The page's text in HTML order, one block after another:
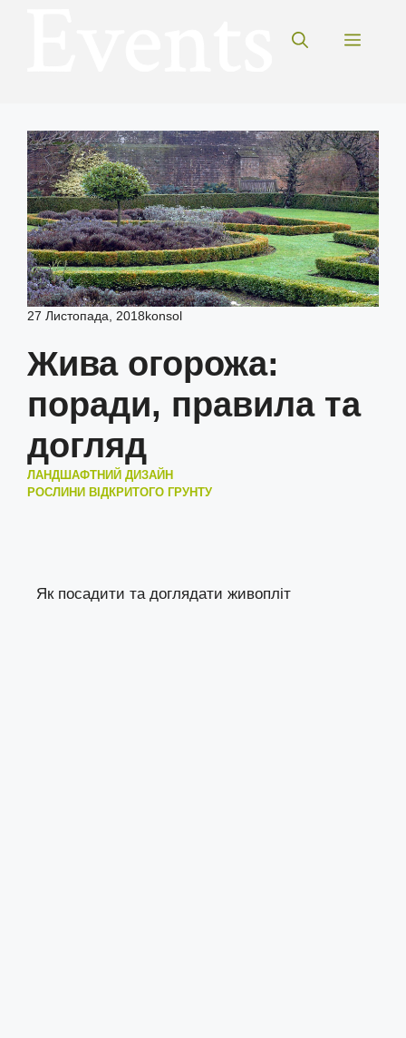
Меню
27 Листопада, 2018konsol
Жива огорожа:
поради, правила та
догляд
ЛАНДШАФТНИЙ ДИЗАЙН
РОСЛИНИ ВІДКРИТОГО ГРУНТУ
Як посадити та доглядати живопліт